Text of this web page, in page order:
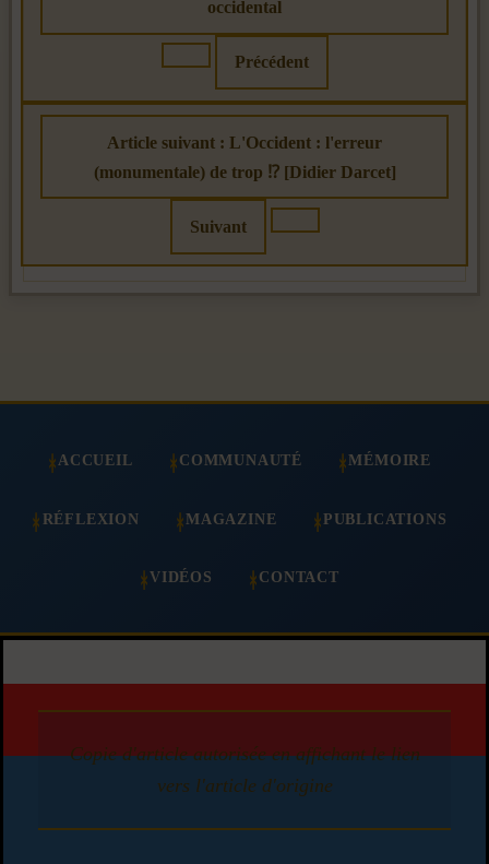
occidental
Précédent
Article suivant : L'Occident : l'erreur
(monumentale) de trop ⁉️ [Didier Darcet]
Suivant
ACCUEIL COMMUNAUTÉ MÉMOIRE
RÉFLEXION MAGAZINE PUBLICATIONS
VIDÉOS CONTACT
Copie d'article autorisée en affichant le lien
vers l'article d'origine